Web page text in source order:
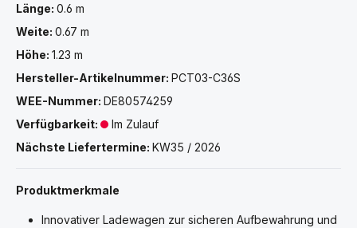
Länge: 0.6 m
Weite: 0.67 m
Höhe: 1.23 m
Hersteller-Artikelnummer: PCT03-C36S
WEE-Nummer: DE80574259
Verfügbarkeit:
Im Zulauf
Nächste Liefertermine: KW35 / 2026
Produktmerkmale
Innovativer Ladewagen zur sicheren Aufbewahrung und